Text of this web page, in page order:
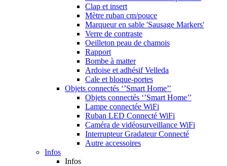
Clap et insert
Mètre ruban cm/pouce
Marqueur en sable 'Sausage Markers'
Verre de contraste
Oeilleton peau de chamois
Rapport
Bombe à matter
Ardoise et adhésif Velleda
Cale et bloque-portes
Objets connectés ‘’Smart Home’’
Objets connectés ‘’Smart Home’’
Lampe connectée WiFi
Ruban LED Connecté WiFi
Caméra de vidéosurveillance WiFi
Interrupteur Gradateur Connecté
Autre accessoires
Infos
Infos